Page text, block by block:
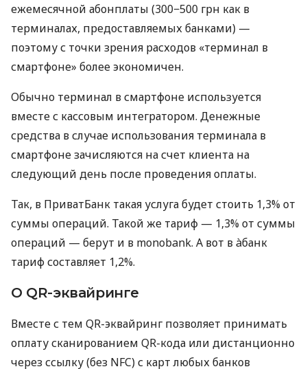
ежемесячной абонплаты (300−500 грн как в
терминалах, предоставляемых банками) —
поэтому с точки зрения расходов «терминал в
смартфоне» более экономичен.
Обычно терминал в смартфоне используется
вместе с кассовым интегратором. Денежные
средства в случае использования терминала в
смартфоне зачисляются на счет клиента на
следующий день после проведения оплаты.
Так, в ПриватБанк такая услуга будет стоить 1,3% от
суммы операций. Такой же тариф — 1,3% от суммы
операций — берут и в monobank. А вот в àбанк
тариф составляет 1,2%.
О QR-эквайринге
Вместе с тем QR-эквайринг позволяет принимать
оплату сканированием QR-кода или дистанционно
через ссылку (без NFC) с карт любых банков